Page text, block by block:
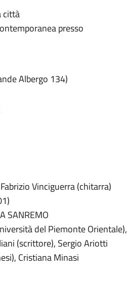
città
presso
Albergo 134)
Vinciguerra (chitarra)
SANREMO
del Piemonte Orientale),
(scrittore), Sergio Ariotti
Cristiana Minasi